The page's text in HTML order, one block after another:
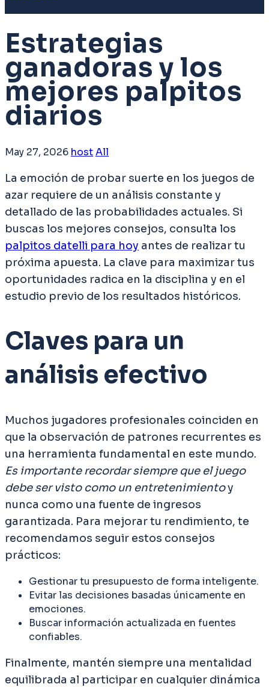
Estrategias
ganadoras y los
mejores palpitos
diarios
May 27, 2026 hostAll
La emoción de probar suerte en los juegos de
azar requiere de un análisis constante y
detallado de las probabilidades actuales. Si
buscas los mejores consejos, consulta los
palpitos datelli para hoy antes de realizar tu
próxima apuesta. La clave para maximizar tus
oportunidades radica en la disciplina y en el
estudio previo de los resultados históricos.
Claves para un
análisis efectivo
Muchos jugadores profesionales coinciden en
que la observación de patrones recurrentes es
una herramienta fundamental en este mundo.
Es importante recordar siempre que el juego
debe ser visto como un entretenimientoy
nunca como una fuente de ingresos
garantizada. Para mejorar tu rendimiento, te
recomendamos seguir estos consejos
prácticos:
Gestionar tu presupuesto de forma inteligente.
Evitar las decisiones basadas únicamente en
emociones.
Buscar información actualizada en fuentes
confiables.
Finalmente, mantén siempre una mentalidad
equilibrada al participar en cualquier dinámica